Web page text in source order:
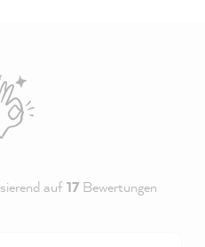
auf17Bewertungen